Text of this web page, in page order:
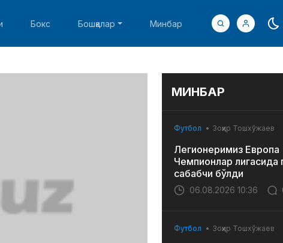
Бокс Бошқалар Минбар
МИНБАР
Футбол Зоҳир Тошхўжаев
Легионеримиз Европа
Чемпионлар лигасида
сабабчи бўлди
06.08.2026 10:36
Футбол Зоҳир Тошхўжаев